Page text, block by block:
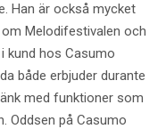
Han är också mycket
Melodifestivalen och
kund hos Casumo
både erbjuder durante
med funktioner som
Oddsen på Casumo